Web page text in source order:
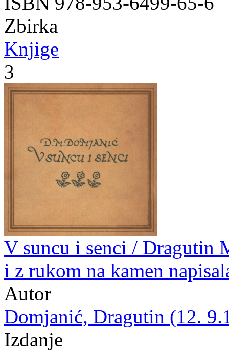
Zbirka
Knjige
3
V suncu i senci / Dragutin
i z rukom na kamen
Autor
Domjanić, Dragutin (12.
Izdanje